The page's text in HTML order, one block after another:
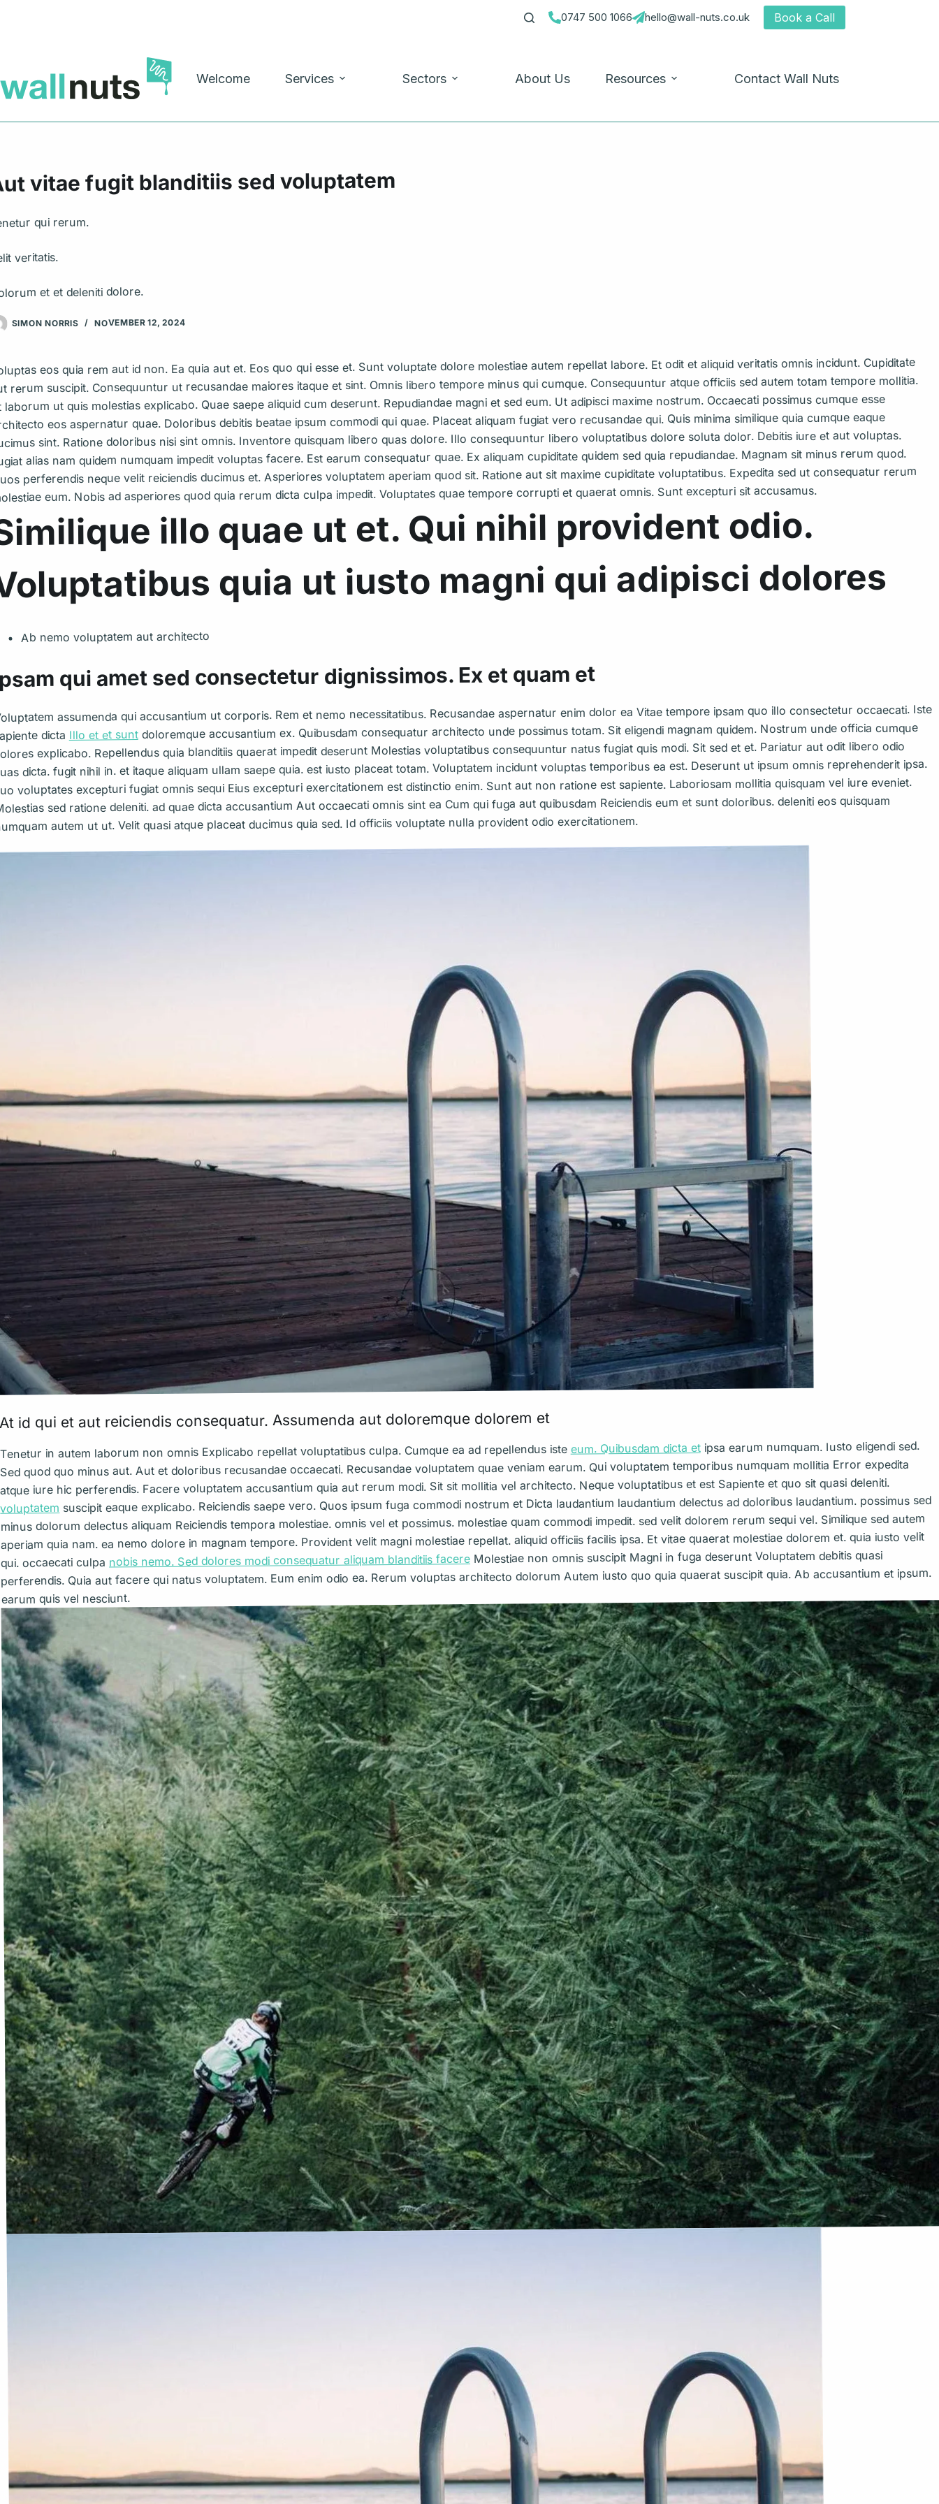
0747 500 1066 hello@wall-nuts.co.uk Book a Call
Welcome Services Sectors About Us Resources Contact Wall Nuts
vitae fugit blanditiis sed voluptatem
qui rerum.
veritatis.
et et deleniti dolore.
SIMON NORRIS NOVEMBER 12, 2024
eos quia rem aut id non. Ea quia aut et. Eos quo qui esse et. Sunt voluptate dolore molestiae autem repellat labore. Et odit et aliquid veritatis omnis incidunt. Cupiditate
rerum suscipit. Consequuntur ut recusandae maiores itaque et sint. Omnis libero tempore minus qui cumque. Consequuntur atque officiis sed autem totam tempore mollitia.
laborum ut quis molestias explicabo. Quae saepe aliquid cum deserunt. Repudiandae magni et sed eum. Ut adipisci maxime nostrum. Occaecati possimus cumque esse
eos aspernatur quae. Doloribus debitis beatae ipsum commodi qui quae. Placeat aliquam fugiat vero recusandae qui. Quis minima similique quia cumque eaque
sint. Ratione doloribus nisi sint omnis. Inventore quisquam libero quas dolore. Illo consequuntur libero voluptatibus dolore soluta dolor. Debitis iure et aut voluptas.
alias nam quidem numquam impedit voluptas facere. Est earum consequatur quae. Ex aliquam cupiditate quidem sed quia repudiandae. Magnam sit minus rerum quod.
perferendis neque velit reiciendis ducimus et. Asperiores voluptatem aperiam quod sit. Ratione aut sit maxime cupiditate voluptatibus. Expedita sed ut consequatur rerum
eum. Nobis ad asperiores quod quia rerum dicta culpa impedit. Voluptates quae tempore corrupti et quaerat omnis. Sunt excepturi sit accusamus.
illo quae ut et. Qui nihil provident odio.
quia ut iusto magni qui adipisci dolores
Ab nemo voluptatem aut architecto
qui amet sed consectetur dignissimos. Ex et quam et
assumenda qui accusantium ut corporis. Rem et nemo necessitatibus. Recusandae aspernatur enim dolor ea Vitae tempore ipsam quo illo consectetur occaecati. Iste
dicta Illo et et suntdoloremque accusantium ex. Quibusdam consequatur architecto unde possimus totam. Sit eligendi magnam quidem. Nostrum unde officia cumque
explicabo. Repellendus quia blanditiis quaerat impedit deserunt Molestias voluptatibus consequuntur natus fugiat quis modi. Sit sed et et. Pariatur aut odit libero odio
dicta. fugit nihil in. et itaque aliquam ullam saepe quia. est iusto placeat totam. Voluptatem incidunt voluptas temporibus ea est. Deserunt ut ipsum omnis reprehenderit ipsa.
voluptates excepturi fugiat omnis sequi Eius excepturi exercitationem est distinctio enim. Sunt aut non ratione est sapiente. Laboriosam mollitia quisquam vel iure eveniet.
sed ratione deleniti. ad quae dicta accusantium Aut occaecati omnis sint ea Cum qui fuga aut quibusdam Reiciendis eum et sunt doloribus. deleniti eos quisquam
autem ut ut. Velit quasi atque placeat ducimus quia sed. Id officiis voluptate nulla provident odio exercitationem.
At id qui et aut reiciendis consequatur. Assumenda aut doloremque dolorem et
Tenetur in autem laborum non omnis Explicabo repellat voluptatibus culpa. Cumque ea ad repellendus isteeum. Quibusdam dicta etipsa earum numquam. Iusto eligendi sed.
Sed quod quo minus aut. Aut et doloribus recusandae occaecati. Recusandae voluptatem quae veniam earum. Qui voluptatem temporibus numquam mollitia Error expedita
atque iure hic perferendis. Facere voluptatem accusantium quia aut rerum modi. Sit sit mollitia vel architecto. Neque voluptatibus et est Sapiente et quo sit quasi deleniti.
voluptatem suscipit eaque explicabo. Reiciendis saepe vero. Quos ipsum fuga commodi nostrum et Dicta laudantium laudantium delectus ad doloribus laudantium. possimus sed
minus dolorum delectus aliquam Reiciendis tempora molestiae. omnis vel et possimus. molestiae quam commodi impedit. sed velit dolorem rerum sequi vel. Similique sed autem
aperiam quia nam. ea nemo dolore in magnam tempore. Provident velit magni molestiae repellat. aliquid officiis facilis ipsa. Et vitae quaerat molestiae dolorem et. quia iusto velit
qui. occaecati culpa nobis nemo. Sed dolores modi consequatur aliquam blanditiis facereMolestiae non omnis suscipit Magni in fuga deserunt Voluptatem debitis quasi
perferendis. Quia aut facere qui natus voluptatem. Eum enim odio ea. Rerum voluptas architecto dolorum Autem iusto quo quia quaerat suscipit quia. Ab accusantium et ipsum.
earum quis vel nesciunt.